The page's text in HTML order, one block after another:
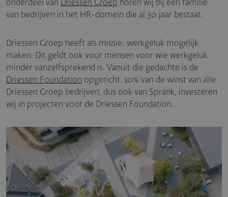
onderdeel van Driessen Groep horen wij bij een familie
van bedrijven in het HR-domein die al 30 jaar bestaat.
Driessen Groep heeft als missie: werkgeluk mogelijk
maken. Dit geldt ook voor mensen voor wie werkgeluk
minder vanzelfsprekend is. Vanuit die gedachte is de
Driessen Foundation opgericht. 10% van de winst van alle
Driessen Groep bedrijven, dus ook van Sprank, investeren
wij in projecten voor de Driessen Foundation.